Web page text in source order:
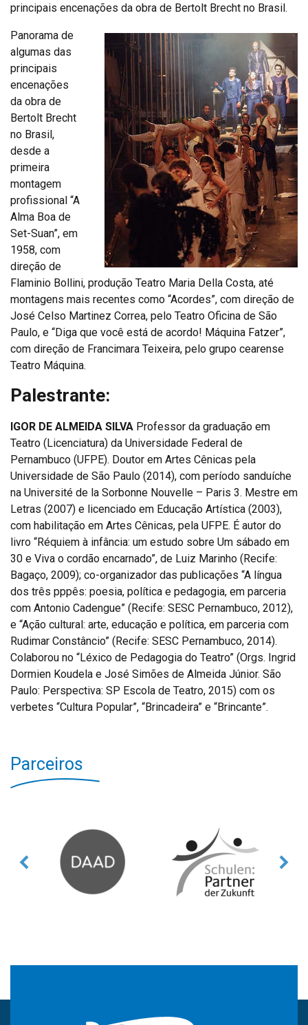
principais encenações da obra de Bertolt Brecht no Brasil.
Panorama de
algumas das
principais
encenações
da obra de
Bertolt Brecht
no Brasil,
desde a
primeira
montagem
profissional “A
Alma Boa de
Set-Suan”, em
1958, com
direção de
Flaminio Bollini, produção Teatro Maria Della Costa, até
montagens mais recentes como “Acordes”, com direção de
José Celso Martinez Correa, pelo Teatro Oficina de São
Paulo, e “Diga que você está de acordo! Máquina Fatzer”,
com direção de Francimara Teixeira, pelo grupo cearense
Teatro Máquina.
Palestrante:
IGOR DE ALMEIDA SILVA Professor da graduação em
Teatro (Licenciatura) da Universidade Federal de
Pernambuco (UFPE). Doutor em Artes Cênicas pela
Universidade de São Paulo (2014), com período sanduíche
na Université de la Sorbonne Nouvelle – Paris 3. Mestre em
Letras (2007) e licenciado em Educação Artística (2003),
com habilitação em Artes Cênicas, pela UFPE. É autor do
livro “Réquiem à infância: um estudo sobre Um sábado em
30 e Viva o cordão encarnado”, de Luiz Marinho (Recife:
Bagaço, 2009); co-organizador das publicações “A língua
dos três pppês: poesia, política e pedagogia, em parceria
com Antonio Cadengue” (Recife: SESC Pernambuco, 2012),
e “Ação cultural: arte, educação e política, em parceria com
Rudimar Constâncio” (Recife: SESC Pernambuco, 2014).
Colaborou no “Léxico de Pedagogia do Teatro” (Orgs. Ingrid
Dormien Koudela e José Simões de Almeida Júnior. São
Paulo: Perspectiva: SP Escola de Teatro, 2015) com os
verbetes “Cultura Popular”, “Brincadeira” e “Brincante”.
Parceiros